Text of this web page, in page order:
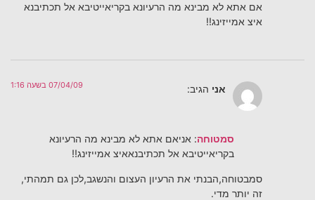
אם אתא לא מבינא מה הרעיונא בקריאייטיבא אל תכתיבנא
איצ אמייזינג!!
אני הגיב: 07/04/09 בשעה 1:16
סמטוחה: אניאם אתא לא מבינא מה הרעיונא
בקריאייטיבא אל תכתיבנאאיצ אמייזינג!!
סמבטוחה,הבנתי את הרעיון העצום והנשגב,לכן גם תמהתי,
זה יותר מדי.